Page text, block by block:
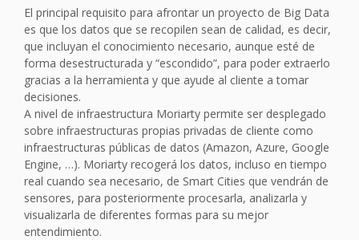
El principal requisito para afrontar un proyecto de Big Data
es que los datos que se recopilen sean de calidad, es decir,
que incluyan el conocimiento necesario, aunque esté de
forma desestructurada y “escondido”, para poder extraerlo
gracias a la herramienta y que ayude al cliente a tomar
decisiones.
A nivel de infraestructura Moriarty permite ser desplegado
sobre infraestructuras propias privadas de cliente como
infraestructuras públicas de datos (Amazon, Azure, Google
Engine, …). Moriarty recogerá los datos, incluso en tiempo
real cuando sea necesario, de Smart Cities que vendrán de
sensores, para posteriormente procesarla, analizarla y
visualizarla de diferentes formas para su mejor
entendimiento.